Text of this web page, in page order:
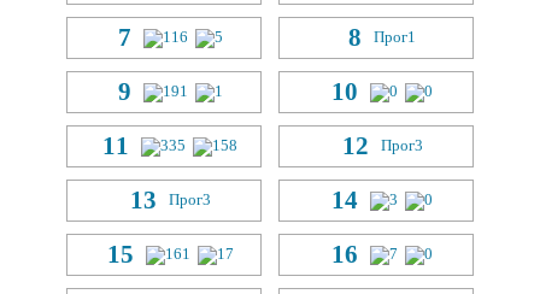
7 116 5 8 Прог1
9 191 1 10 0 0
11 335 158 12 Прог3
13 Прог3 14 3 0
15 161 17 16 7 0